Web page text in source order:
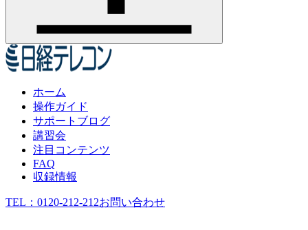
ホーム
操作ガイド
サポートブログ
講習会
注目コンテンツ
FAQ
収録情報
TEL： 0120-212-212お問い合わせ